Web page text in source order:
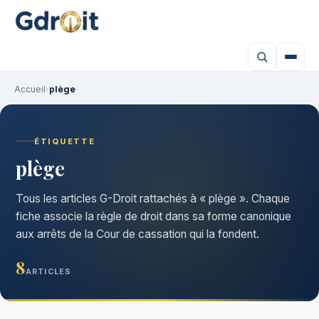
Accueil›plège
ÉTIQUETTE
plège
Tous les articles G-Droit rattachés à « plège ». Chaque
fiche associe la règle de droit dans sa forme canonique
aux arrêts de la Cour de cassation qui la fondent.
8ARTICLES